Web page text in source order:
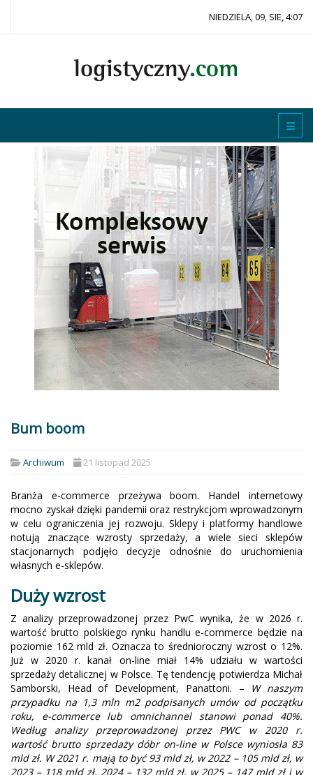
NIEDZIELA, 09, SIE, 4:07
Bum boom
Archiwum 21 listopad 2025
Branża e-commerce przeżywa boom. Handel internetowy
mocno zyskał dzięki pandemii oraz restrykcjom wprowadzonym
w celu ograniczenia jej rozwoju. Sklepy i platformy handlowe
notują znaczące wzrosty sprzedaży, a wiele sieci sklepów
stacjonarnych podjęło decyzje odnośnie do uruchomienia
własnych e-sklepów.
Duży wzrost
Z analizy przeprowadzonej przez PwC wynika, że w 2026 r.
wartość brutto polskiego rynku handlu e-commerce będzie na
poziomie 162 mld zł. Oznacza to średnioroczny wzrost o 12%.
Już w 2020 r. kanał on-line miał 14% udziału w wartości
sprzedaży detalicznej w Polsce. Tę tendencję potwierdza Michał
Samborski, Head of Development, Panattoni. – W naszym
przypadku na 1,3 mln m2 podpisanych umów od początku
roku, e-commerce lub omnichannel stanowi ponad 40%.
Według analizy przeprowadzonej przez PWC w 2020 r.
wartość brutto sprzedaży dóbr on-line w Polsce wyniosła 83
mld zł. W 2021 r. mają to być 93 mld zł, w 2022 – 105 mld zł, w
2023 – 118 mld zł, 2024 – 132 mld zł, w 2025 – 147 mld zł i w